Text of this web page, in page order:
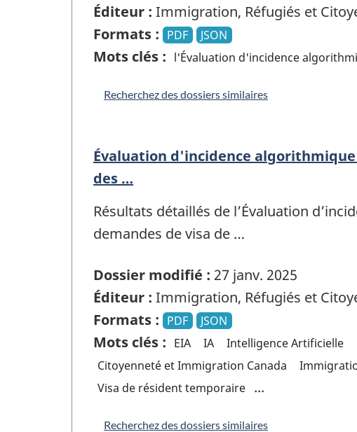
Éditeur : Immigration, Réfugiés et
Formats : PDF JSON
Mots clés : l'Évaluation d'incidence
Recherchez des dossiers similaires
Évaluation d'incidence algorithmique
des …
Résultats détaillés de l’Évaluation
demandes de visa de …
Dossier modifié : 27 janv. 2025
Éditeur : Immigration, Réfugiés et
Formats : PDF JSON
Mots clés : EIA IA Intelligence Artificielle
Citoyenneté et Immigration Canada
Visa de résident temporaire ...
Recherchez des dossiers similaires